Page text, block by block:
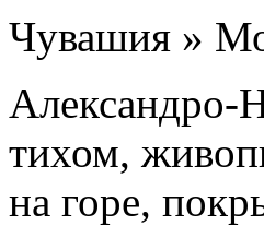
Чувашия »
Александро-
тихом,
на горе,